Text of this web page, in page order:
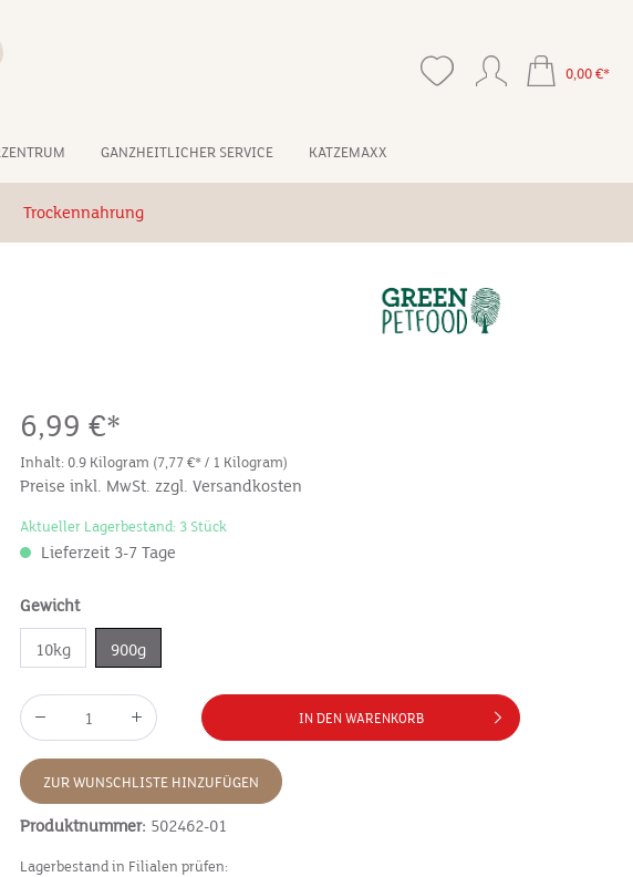
0,00 €*
GANZHEITLICHER SERVICE KATZEMAXX
Trockennahrung
6,99 €*
Inhalt:0.9 Kilogram (7,77 €* / 1 Kilogram)
Preise inkl. MwSt. zzgl. Versandkosten
Aktueller Lagerbestand: 3 Stück
Lieferzeit 3-7 Tage
Gewicht
10kg 900g
IN DEN WARENKORB
ZUR WUNSCHLISTE HINZUFÜGEN
Produktnummer: 502462-01
Lagerbestand in Filialen prüfen: